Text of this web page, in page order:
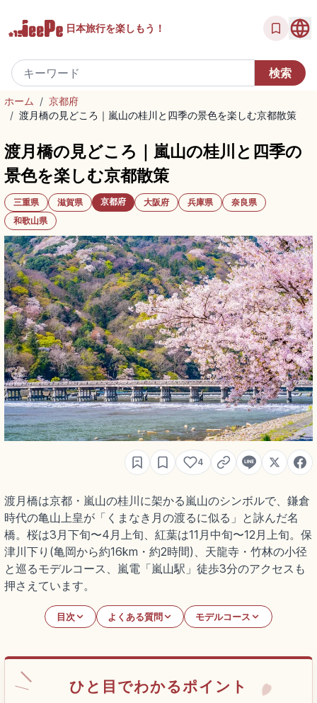
日本旅行を楽しもう！
ホーム / 京都府
/ 渡月橋の見どころ｜嵐山の桂川と四季の景色を楽しむ京都散策
渡月橋の見どころ｜嵐山の桂川と四季の
景色を楽しむ京都散策
三重県 滋賀県 京都府 大阪府 兵庫県
奈良県
和歌山県
4
渡月橋は京都・嵐山の桂川に架かる嵐山のシンボルで、鎌倉
時代の亀山上皇が「くまなき月の渡るに似る」と詠んだ名
橋。桜は3月下旬〜4月上旬、紅葉は11月中旬〜12月上旬。保
津川下り(亀岡から約16km・約2時間)、天龍寺・竹林の小径
と巡るモデルコース、嵐電「嵐山駅」徒歩3分のアクセスも
押さえています。
目次 よくある質問 モデルコース
ひと目でわかるポイント